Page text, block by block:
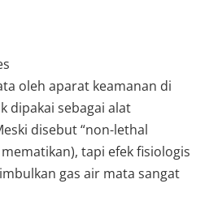
oleh aparat keamanan di
dipakai sebagai alat
disebut “non-lethal
tapi efek fisiologis
gas air mata sangat